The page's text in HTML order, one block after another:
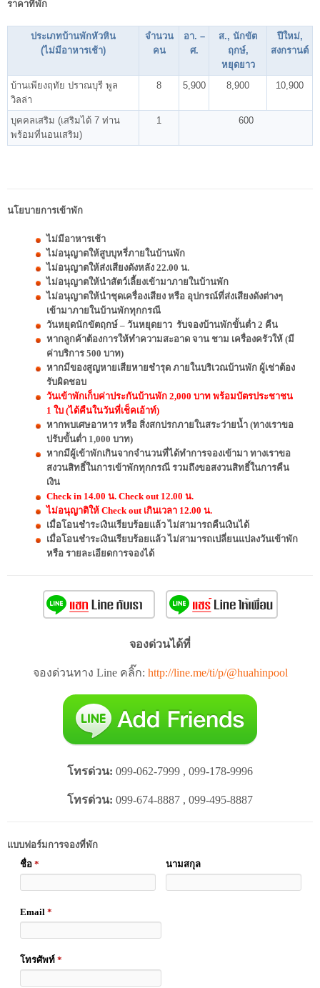
ราคาที่พัก
ประเภทบ้านพักหัวหิน
(ไม่มีอาหารเช้า)
จำนวน
คน
อา. –
ศ.
ส., นักขัต
ฤกษ์,
หยุดยาว
ปีใหม่,
สงกรานต์
บ้านเพียงฤทัย ปราณบุรี พูล
วิลล่า
8 5,900 8,900 10,900
บุคคลเสริม (เสริมได้ 7 ท่าน
พร้อมที่นอนเสริม)
1 600
นโยบายการเข้าพัก
ไม่มีอาหารเช้า
ไม่อนุญาตให้สูบบุหรี่ภายในบ้านพัก
ไม่อนุญาตให้ส่งเสียงดังหลัง 22.00 น.
ไม่อนุญาตให้นำสัตว์เลี้ยงเข้ามาภายในบ้านพัก
ไม่อนุญาตให้นำชุดเครื่องเสียง หรือ อุปกรณ์ที่ส่งเสียงดังต่างๆ
เข้ามาภายในบ้านพักทุกกรณี
วันหยุดนักขัตฤกษ์ – วันหยุดยาว รับจองบ้านพักขั้นต่ำ 2 คืน
หากลูกค้าต้องการให้ทำความสะอาด จาน ชาม เครื่องครัวให้ (มี
ค่าบริการ 500 บาท)
หากมีของสูญหายเสียหายชำรุด ภายในบริเวณบ้านพัก ผู้เช่าต้อง
รับผิดชอบ
วันเข้าพักเก็บค่าประกันบ้านพัก 2,000 บาท พร้อมบัตรประชาชน
1 ใบ (ได้คืนในวันที่เช็คเอ้าท์)
หากพบเศษอาหาร หรือ สิ่งสกปรกภายในสระว่ายน้ำ (ทางเราขอ
ปรับขั้นต่ำ 1,000 บาท)
หากมีผู้เข้าพักเกินจากจำนวนที่ได้ทำการจองเข้ามา ทางเราขอ
สงวนสิทธิ์ในการเข้าพักทุกกรณี รวมถึงขอสงวนสิทธิ์ในการคืน
เงิน
Check in 14.00 น. Check out 12.00 น.
ไม่อนุญาติให้ Check out เกินเวลา 12.00 น.
เมื่อโอนชำระเงินเรียบร้อยแล้ว ไม่สามารถคืนเงินได้
เมื่อโอนชำระเงินเรียบร้อยแล้ว ไม่สามารถเปลี่ยนแปลงวันเข้าพัก
หรือ รายละเอียดการจองได้
จองด่วนได้ที่
จองด่วนทาง Line คลิ๊ก: http://line.me/ti/p/@huahinpool
โทรด่วน: 099-062-7999 , 099-178-9996
โทรด่วน: 099-674-8887 , 099-495-8887
แบบฟอร์มการจองที่พัก
ชื่อ * นามสกุล
Email *
โทรศัพท์ *